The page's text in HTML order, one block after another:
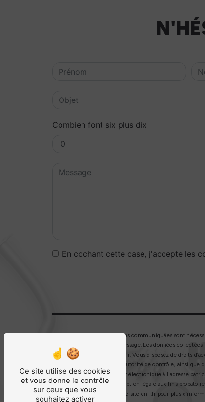
Combien font six plus dix
En cochant cette case, j'accepte les
** Les données personnelles communiquées sont
but de répondre à votre message. Les données
patricegonachon@hotmail.fr. Vous disposez de droits
réclamation auprès d’une autorité de contrôle, ainsi que
Chauffailles ou par courrier électronique à l'adresse
pendant la durée de prescription légale aux fins
Bloctel.gouv.fr. Consultez le site cnil.fr pour plus
Ce site utilise des cookies
et vous donne le contrôle
sur ceux que vous
souhaitez activer